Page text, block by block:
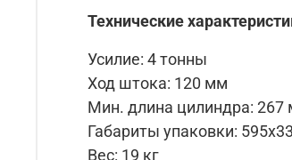
Технические
Усилие: 4 тонны
Ход штока: 120 мм
Мин. длина цилиндра: 267
Габариты упаковки:
Вес: 19 кг